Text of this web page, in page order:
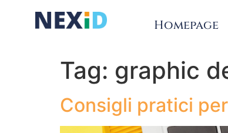
Homepage
Tag: graphic
Consigli pratici